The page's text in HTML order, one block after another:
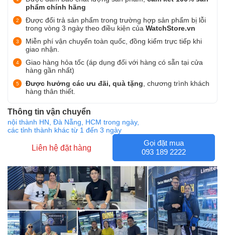
phẩm chính hãng
Được đổi trả sản phẩm trong trường hợp sản phẩm bị lỗi
trong vòng 3 ngày theo điều kiện của WatchStore.vn
Miễn phí vận chuyển toàn quốc, đồng kiểm trực tiếp khi
giao nhận.
Giao hàng hỏa tốc (áp dụng đối với hàng có sẵn tại cửa
hàng gần nhất)
Được hưởng các ưu đãi, quà tặng , chương trình khách
hàng thân thiết.
Thông tin vận chuyển
nội thành HN, Đà Nẵng, HCM trong ngày,
các tỉnh thành khác từ 1 đến 3 ngày
Liên hệ đặt hàng
Gọi đặt mua
093 189 2222